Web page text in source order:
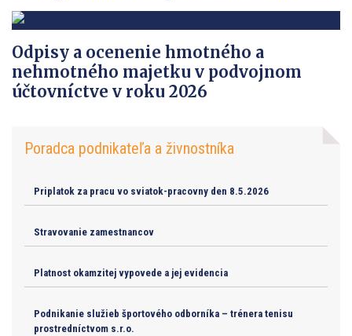
Odpisy a ocenenie hmotného a
nehmotného majetku v podvojnom
účtovníctve v roku 2026
Poradca podnikateľa a živnostníka
Priplatok za pracu vo sviatok-pracovny den 8.5.2026
Stravovanie zamestnancov
Platnost okamzitej vypovede a jej evidencia
Podnikanie služieb športového odborníka – trénera tenisu
prostredníctvom s.r.o.